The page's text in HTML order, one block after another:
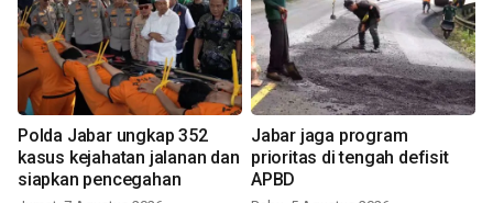
Polda Jabar ungkap 352
kasus kejahatan jalanan dan
siapkan pencegahan
Jabar jaga program
prioritas di tengah defisit
APBD